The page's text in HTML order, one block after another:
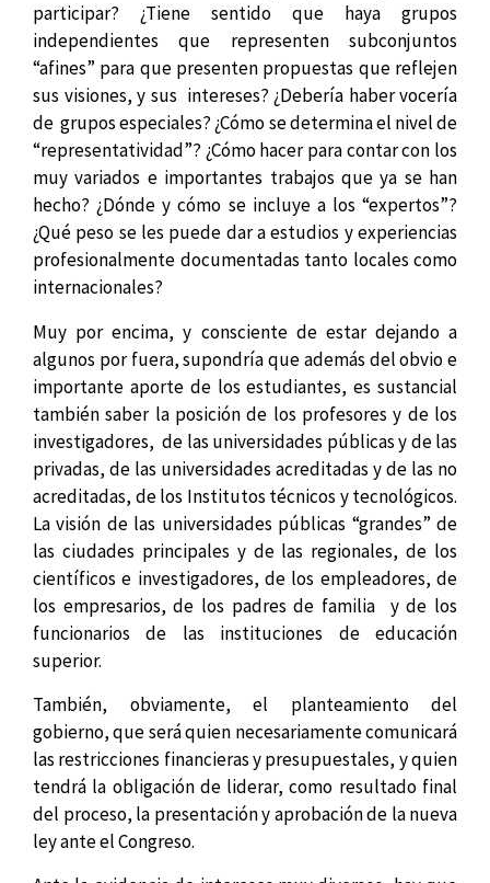
participar? ¿Tiene sentido que haya grupos
independientes que representen subconjuntos
“afines” para que presenten propuestas que reflejen
sus visiones, y sus intereses? ¿Debería haber vocería
de grupos especiales? ¿Cómo se determina el nivel de
“representatividad”? ¿Cómo hacer para contar con los
muy variados e importantes trabajos que ya se han
hecho? ¿Dónde y cómo se incluye a los “expertos”?
¿Qué peso se les puede dar a estudios y experiencias
profesionalmente documentadas tanto locales como
internacionales?
Muy por encima, y consciente de estar dejando a
algunos por fuera, supondría que además del obvio e
importante aporte de los estudiantes, es sustancial
también saber la posición de los profesores y de los
investigadores, de las universidades públicas y de las
privadas, de las universidades acreditadas y de las no
acreditadas, de los Institutos técnicos y tecnológicos.
La visión de las universidades públicas “grandes” de
las ciudades principales y de las regionales, de los
científicos e investigadores, de los empleadores, de
los empresarios, de los padres de familia y de los
funcionarios de las instituciones de educación
superior.
También, obviamente, el planteamiento del
gobierno, que será quien necesariamente comunicará
las restricciones financieras y presupuestales, y quien
tendrá la obligación de liderar, como resultado final
del proceso, la presentación y aprobación de la nueva
ley ante el Congreso.